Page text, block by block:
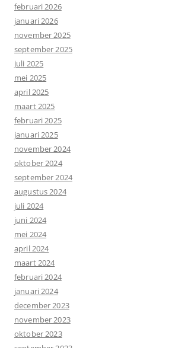
februari 2026
januari 2026
november 2025
september 2025
juli 2025
mei 2025
april 2025
maart 2025
februari 2025
januari 2025
november 2024
oktober 2024
september 2024
augustus 2024
juli 2024
juni 2024
mei 2024
april 2024
maart 2024
februari 2024
januari 2024
december 2023
november 2023
oktober 2023